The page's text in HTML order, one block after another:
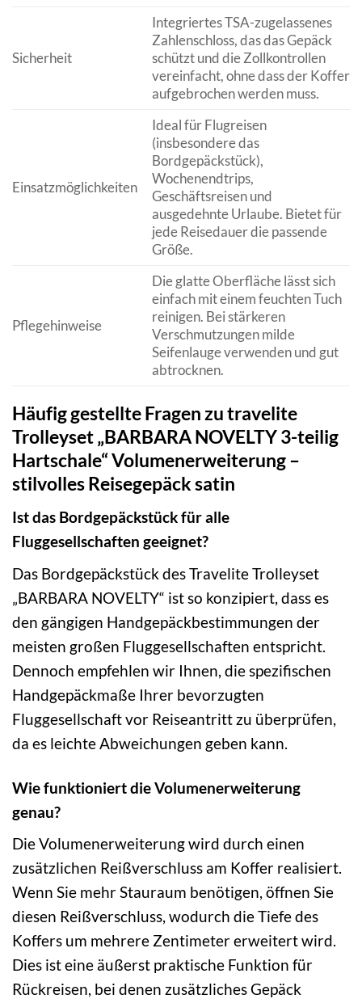
Sicherheit
Integriertes TSA-zugelassenes
Zahlenschloss, das das Gepäck
schützt und die Zollkontrollen
vereinfacht, ohne dass der Koffer
aufgebrochen werden muss.
Einsatzmöglichkeiten
Ideal für Flugreisen
(insbesondere das
Bordgepäckstück),
Wochenendtrips,
Geschäftsreisen und
ausgedehnte Urlaube. Bietet für
jede Reisedauer die passende
Größe.
Pflegehinweise
Die glatte Oberfläche lässt sich
einfach mit einem feuchten Tuch
reinigen. Bei stärkeren
Verschmutzungen milde
Seifenlauge verwenden und gut
abtrocknen.
Häufig gestellte Fragen zu travelite
Trolleyset „BARBARA NOVELTY 3-teilig
Hartschale“ Volumenerweiterung –
stilvolles Reisegepäck satin
Ist das Bordgepäckstück für alle
Fluggesellschaften geeignet?
Das Bordgepäckstück des Travelite Trolleyset
„BARBARA NOVELTY“ ist so konzipiert, dass es
den gängigen Handgepäckbestimmungen der
meisten großen Fluggesellschaften entspricht.
Dennoch empfehlen wir Ihnen, die spezifischen
Handgepäckmaße Ihrer bevorzugten
Fluggesellschaft vor Reiseantritt zu überprüfen,
da es leichte Abweichungen geben kann.
Wie funktioniert die Volumenerweiterung
genau?
Die Volumenerweiterung wird durch einen
zusätzlichen Reißverschluss am Koffer realisiert.
Wenn Sie mehr Stauraum benötigen, öffnen Sie
diesen Reißverschluss, wodurch die Tiefe des
Koffers um mehrere Zentimeter erweitert wird.
Dies ist eine äußerst praktische Funktion für
Rückreisen, bei denen zusätzliches Gepäck